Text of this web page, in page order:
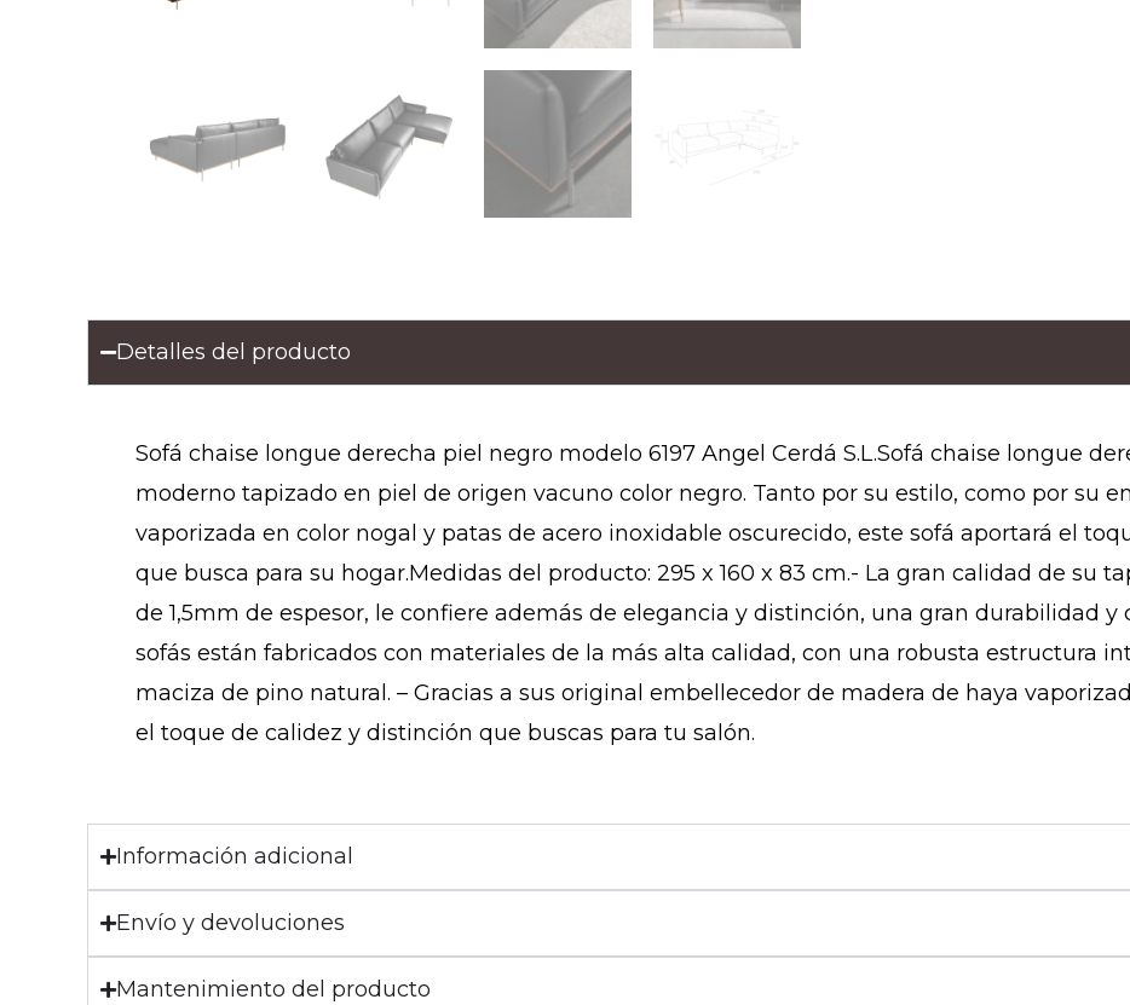
Detalles del producto
Sofá chaise longue derecha piel negro modelo 6197 Angel Cerdá S.L.Sofá chaise longue
moderno tapizado en piel de origen vacuno color negro. Tanto por su estilo, como por su
vaporizada en color nogal y patas de acero inoxidable oscurecido, este sofá aportará el
que busca para su hogar.Medidas del producto: 295 x 160 x 83 cm.- La gran calidad de su
de 1,5mm de espesor, le confiere además de elegancia y distinción, una gran durabilidad y
sofás están fabricados con materiales de la más alta calidad, con una robusta estructura
maciza de pino natural. – Gracias a sus original embellecedor de madera de haya
el toque de calidez y distinción que buscas para tu salón.
Información adicional
Envío y devoluciones
Mantenimiento del producto